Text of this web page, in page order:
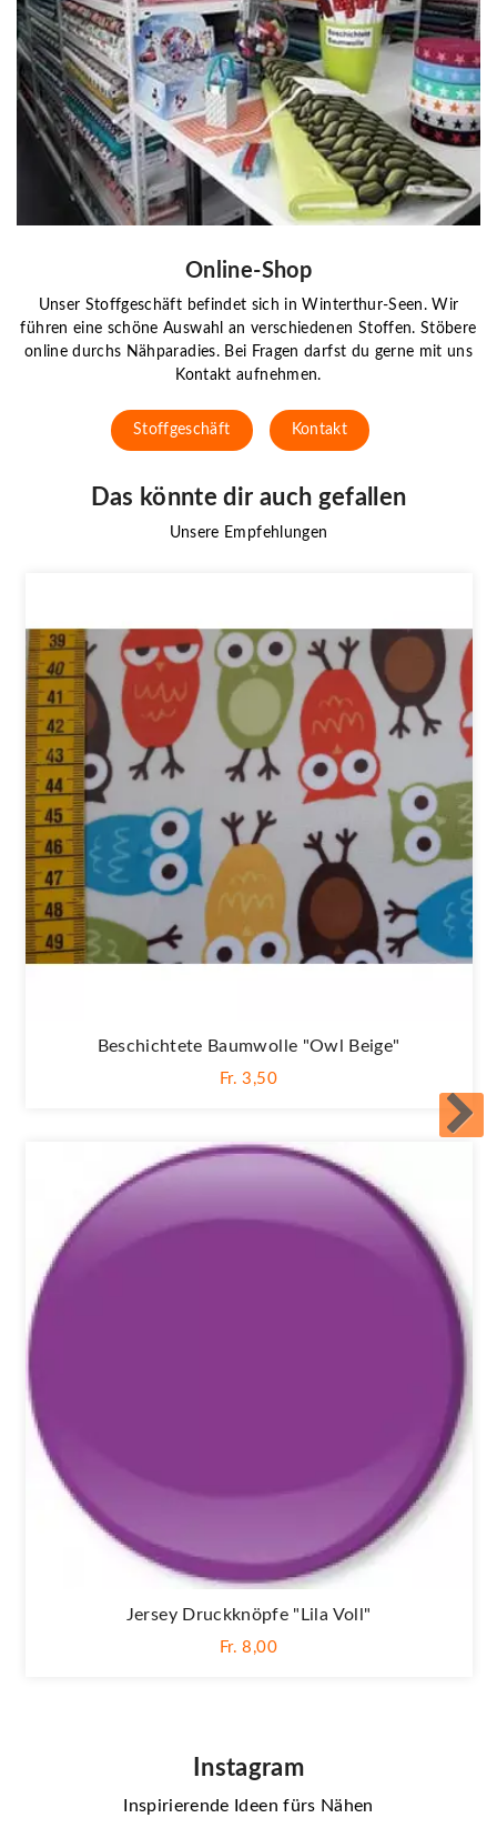
Online-Shop
Unser Stoffgeschäft befindet sich in Winterthur-Seen. Wir
führen eine schöne Auswahl an verschiedenen Stoffen. Stöbere
online durchs Nähparadies. Bei Fragen darfst du gerne mit uns
Kontakt aufnehmen.
Stoffgeschäft Kontakt
Das könnte dir auch gefallen
Unsere Empfehlungen
Beschichtete Baumwolle "Owl Beige"
Fr. 3,50
Jersey Druckknöpfe "Lila Voll"
Fr. 8,00
Instagram
Inspirierende Ideen fürs Nähen